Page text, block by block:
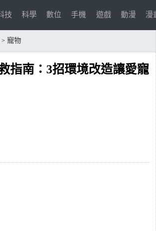
技 科學 數位 手機 遊戲 動漫 漫
> 寵物
指南：3招環境改造讓愛寵